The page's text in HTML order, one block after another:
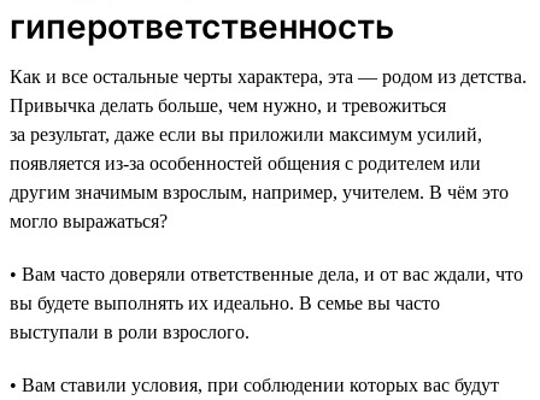
гиперответственность
Как и все остальные черты характера, эта — родом из детства.
Привычка делать больше, чем нужно, и тревожиться
за результат, даже если вы приложили максимум усилий,
появляется из-за особенностей общения с родителем или
другим значимым взрослым, например, учителем. В чём это
могло выражаться?
• Вам часто доверяли ответственные дела, и от вас ждали, что
вы будете выполнять их идеально. В семье вы часто
выступали в роли взрослого.
• Вам ставили условия, при соблюдении которых вас будут